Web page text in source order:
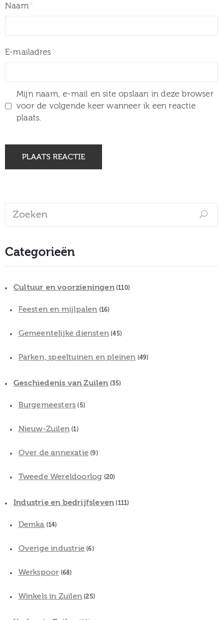
Naam
E-mailadres
Mijn naam, e-mail en site opslaan in deze browser
voor de volgende keer wanneer ik een reactie
plaats.
Categorieën
Cultuur en voorzieningen(110)
Feesten en mijlpalen (16)
Gemeentelijke diensten (45)
Parken, speeltuinen en pleinen (49)
Geschiedenis van Zuilen (35)
Burgemeesters (5)
Nieuw-Zuilen (1)
Over de annexatie (9)
Tweede Wereldoorlog (20)
Industrie en bedrijfsleven (111)
Demka (14)
Overige industrie (6)
Werkspoor (68)
Winkels in Zuilen (25)